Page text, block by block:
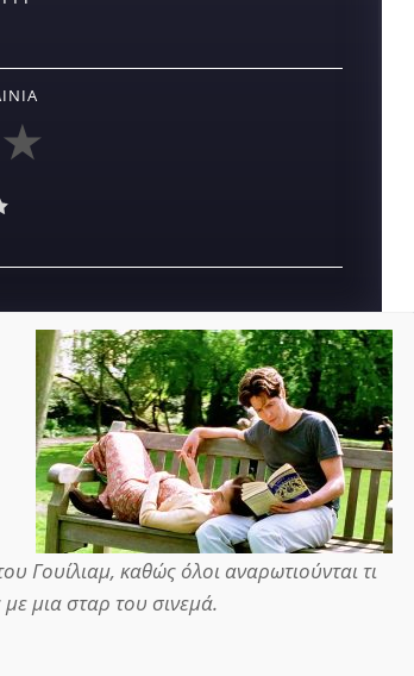
Γουίλιαμ, καθώς όλοι αναρωτιούνται τι
μια σταρ του σινεμά.